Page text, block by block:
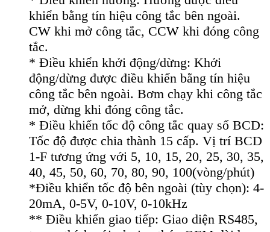
khiển bằng tín hiệu công tắc bên ngoài.
CW khi mở công tắc, CCW khi đóng công
tắc.
* Điều khiển khởi động/dừng: Khởi
động/dừng được điều khiển bằng tín hiệu
công tắc bên ngoài. Bơm chạy khi công tắc
mở, dừng khi đóng công tắc.
* Điều khiển tốc độ công tắc quay số BCD:
Tốc độ được chia thành 15 cấp. Vị trí BCD
1-F tương ứng với 5, 10, 15, 20, 25, 30, 35,
40, 45, 50, 60, 70, 80, 90, 100(vòng/phút)
*Điều khiển tốc độ bên ngoài (tùy chọn): 4-
20mA, 0-5V, 0-10V, 0-10kHz
** Điều khiển giao tiếp: Giao diện RS485,